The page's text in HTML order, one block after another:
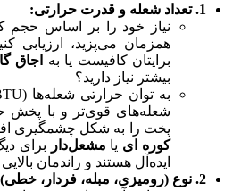
1. تعداد شعله و قدرت حرارتی:
نیاز خود را بر اساس حجم
همزمان می‌پزید، ارزیابی
برایتان کافیست یا به
اجاق گاز
بیشتر نیاز دارید؟
شعله‌های قوی‌تر و با پخش
پخت را به شکل چشمگیری
کوره ای یا مشعل‌دار
برای
ایده‌آل هستند و راندمان بالایی
2. نوع (رومیزی، مبله، فردار، خطی):